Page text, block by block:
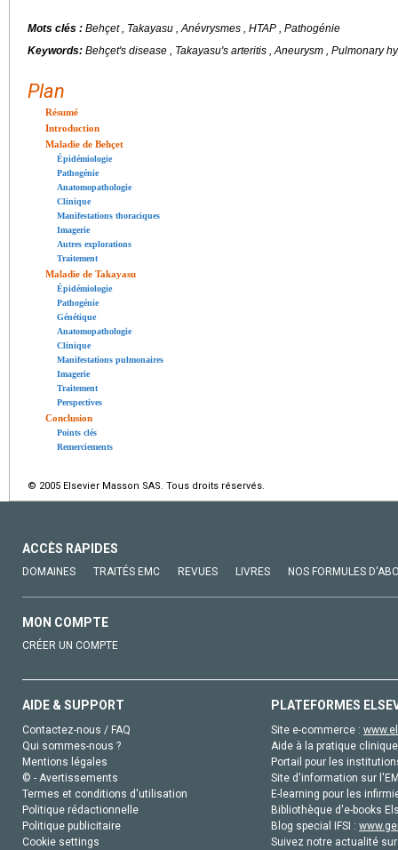
Mots clés : Behçet , Takayasu , Anévrysmes , HTAP , Pathogénie
Keywords: Behçet's disease , Takayasu's arteritis , Aneurysm , Pulmonary
Plan
Résumé
Introduction
Maladie de Behçet
Épidémiologie
Pathogénie
Anatomopathologie
Clinique
Manifestations thoraciques
Imagerie
Autres explorations
Traitement
Maladie de Takayasu
Épidémiologie
Pathogénie
Génétique
Anatomopathologie
Clinique
Manifestations pulmonaires
Imagerie
Traitement
Perspectives
Conclusion
Points clés
Remerciements
© 2005 Elsevier Masson SAS. Tous droits réservés.
ACCÈS RAPIDES
DOMAINES TRAITÉS EMC REVUES LIVRES NOS FORMULES
MON COMPTE
CRÉER UN COMPTE
AIDE & SUPPORT
Contactez-nous / FAQ
Qui sommes-nous ?
Mentions légales
© - Avertissements
Termes et conditions d'utilisation
Politique rédactionnelle
Politique publicitaire
Cookie settings
PLATEFORMES
Site e-commerce :
Aide à la pratique
Portail pour les
Site d'information sur
E-learning pour les
Bibliothèque d'e-books
Blog special IFSI :
Suivez notre actualité